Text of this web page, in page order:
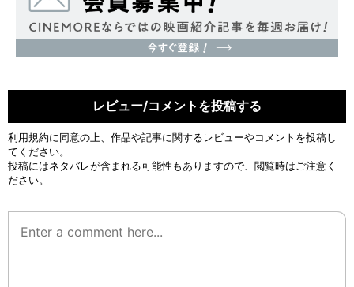
レビュー/コメントを投稿する
利用規約に同意の上、作品や記事に関するレビューやコメントを投稿し
てください。
投稿にはネタバレが含まれる可能性もありますので、閲覧時はご注意く
ださい。